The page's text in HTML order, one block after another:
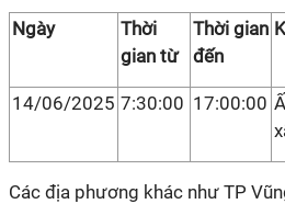
Ngày
Thời
gian từ
Thời gian
đến
14/06/2025 7:30:00 17:00:00
Các địa phương khác như TP